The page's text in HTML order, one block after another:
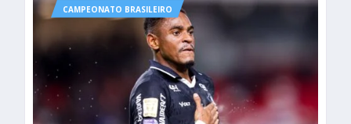
CAMPEONATO BRASILEIRO